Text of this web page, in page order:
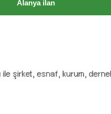
Alanya ilan